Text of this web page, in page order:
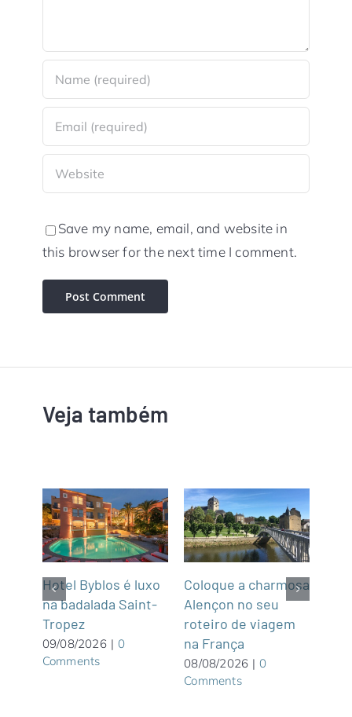
Save my name, email, and website in
this browser for the next time I comment.
Veja também
Hotel Byblos é luxo
na badalada Saint-
Tropez
09/08/2026 | 0
Comments
Coloque a charmosa
Alençon no seu
roteiro de viagem
na França
08/08/2026 | 0
Comments